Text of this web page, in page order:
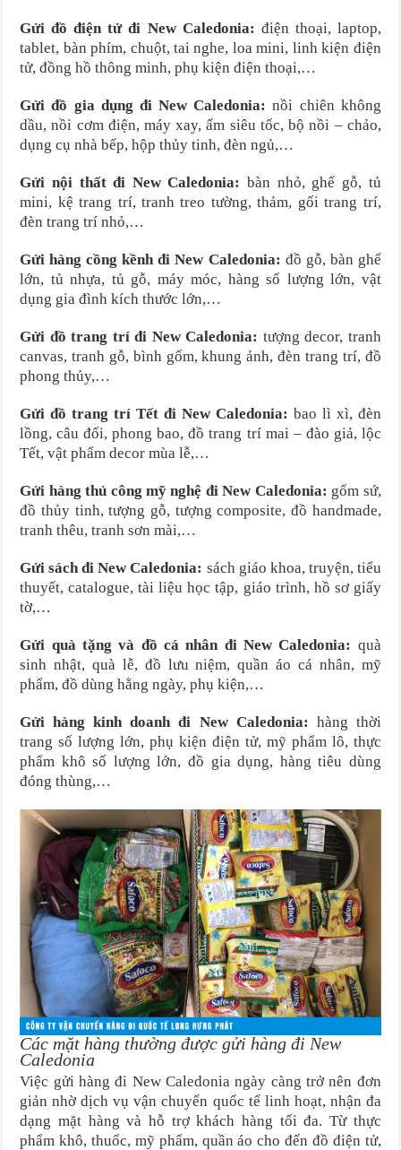
Gửi đồ điện tử đi New Caledonia: điện thoại, laptop,
tablet, bàn phím, chuột, tai nghe, loa mini, linh kiện điện
tử, đồng hồ thông minh, phụ kiện điện thoại,…
Gửi đồ gia dụng đi New Caledonia: nồi chiên không
dầu, nồi cơm điện, máy xay, ấm siêu tốc, bộ nồi – chảo,
dụng cụ nhà bếp, hộp thủy tinh, đèn ngủ,…
Gửi nội thất đi New Caledonia: bàn nhỏ, ghế gỗ, tủ
mini, kệ trang trí, tranh treo tường, thảm, gối trang trí,
đèn trang trí nhỏ,…
Gửi hàng cồng kềnh đi New Caledonia: đồ gỗ, bàn ghế
lớn, tủ nhựa, tủ gỗ, máy móc, hàng số lượng lớn, vật
dụng gia đình kích thước lớn,…
Gửi đồ trang trí đi New Caledonia: tượng decor, tranh
canvas, tranh gỗ, bình gốm, khung ảnh, đèn trang trí, đồ
phong thủy,…
Gửi đồ trang trí Tết đi New Caledonia: bao lì xì, đèn
lồng, câu đối, phong bao, đồ trang trí mai – đào giả, lộc
Tết, vật phẩm decor mùa lễ,…
Gửi hàng thủ công mỹ nghệ đi New Caledonia: gốm sứ,
đồ thủy tinh, tượng gỗ, tượng composite, đồ handmade,
tranh thêu, tranh sơn mài,…
Gửi sách đi New Caledonia: sách giáo khoa, truyện, tiểu
thuyết, catalogue, tài liệu học tập, giáo trình, hồ sơ giấy
tờ,…
Gửi quà tặng và đồ cá nhân đi New Caledonia: quà
sinh nhật, quà lễ, đồ lưu niệm, quần áo cá nhân, mỹ
phẩm, đồ dùng hằng ngày, phụ kiện,…
Gửi hàng kinh doanh đi New Caledonia: hàng thời
trang số lượng lớn, phụ kiện điện tử, mỹ phẩm lô, thực
phẩm khô số lượng lớn, đồ gia dụng, hàng tiêu dùng
đóng thùng,…
Các mặt hàng thường được gửi hàng đi New
Caledonia
Việc gửi hàng đi New Caledonia ngày càng trở nên đơn
giản nhờ dịch vụ vận chuyển quốc tế linh hoạt, nhận đa
dạng mặt hàng và hỗ trợ khách hàng tối đa. Từ thực
phẩm khô, thuốc, mỹ phẩm, quần áo cho đến đồ điện tử,